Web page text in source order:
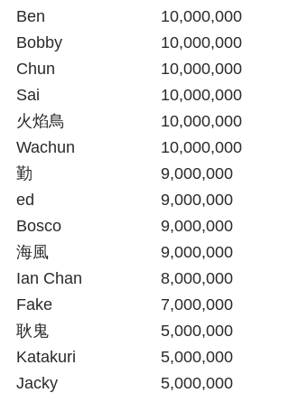
Ben  			10,000,000
Bobby  			10,000,000
Chun			10,000,000
Sai
10,000,000
火焰鳥
10,000,000
Wachun
10,000,000
勤				9,000,000
ed				9,000,000
Bosco			9,000,000
海風				9,000,000
Ian Chan			8,000,000
Fake			7,000,000
耿鬼				5,000,000
Katakuri  			5,000,000
Jacky  			5,000,000